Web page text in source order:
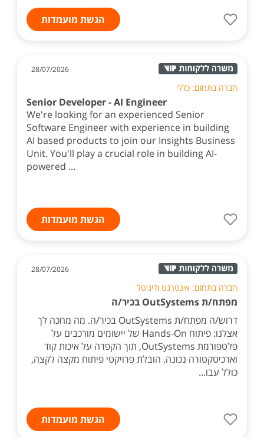
הגשת מועמדות
28/07/2026
חברה בתחום: כללי
Senior Developer - AI Engineer
We're looking for an experienced Senior
Software Engineer with experience in building
AI based products to join our Insights Business
Unit. You'll play a crucial role in building AI-
powered ...
הגשת מועמדות
28/07/2026
חברה בתחום: אינטרנט ודיגיטל
מפתח/ת OutSystems בכיר/ה
דרוש/ה מפתח/ת OutSystems בכיר/ה. מה מחכה לך
אצלנו: פיתוח Hands-On של יישומים מורכבים על
פלטפורמת OutSystems, תוך הקפדה על איכות קוד
וארכיטקטורה נכונה. הובלת פרויקטי פיתוח מקצה לקצה,
כולל עבו...
הגשת מועמדות